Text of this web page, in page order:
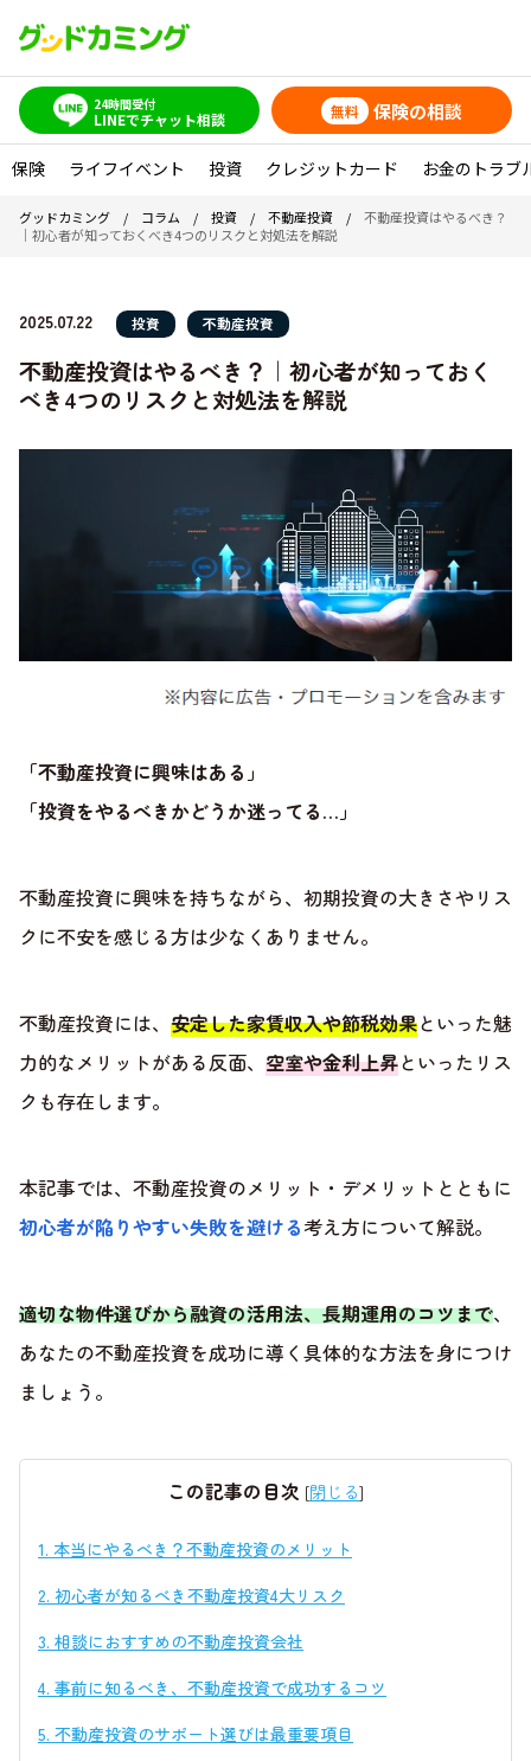
24時間受付
LINEでチャット相談 無料 保険の相談
保険 ライフイベント 投資 クレジットカード お金のトラブ
グッドカミング / コラム / 投資 / 不動産投資 / 不動産投資はやるべき？
｜初心者が知っておくべき4つのリスクと対処法を解説
2025.07.22 投資 不動産投資
不動産投資はやるべき？｜初心者が知っておく
べき4つのリスクと対処法を解説
「不動産投資に興味はある」
「投資をやるべきかどうか迷ってる…」
不動産投資に興味を持ちながら、初期投資の大きさやリス
クに不安を感じる方は少なくありません。
不動産投資には、 安定した家賃収入や節税効果といった魅
力的なメリットがある反面、 空室や金利上昇といったリス
クも存在します。
本記事では、不動産投資のメリット・デメリットとともに
初心者が陥りやすい失敗を避ける考え方について解説。
適切な物件選びから融資の活用法、長期運用のコツまで、
あなたの不動産投資を成功に導く具体的な方法を身につけ
ましょう。
この記事の目次 [閉じる]
1. 本当にやるべき？不動産投資のメリット
2. 初心者が知るべき不動産投資4大リスク
3. 相談におすすめの不動産投資会社
4. 事前に知るべき、不動産投資で成功するコツ
5. 不動産投資のサポート選びは最重要項目